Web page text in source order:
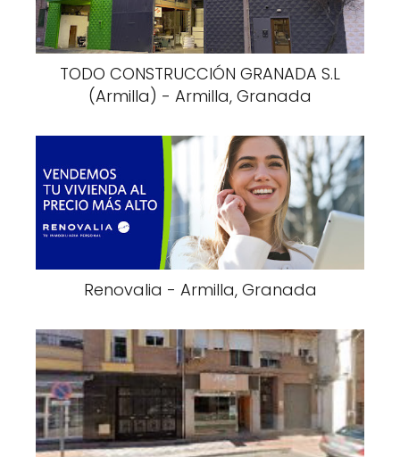
TODO CONSTRUCCIÓN GRANADA S.L
(Armilla) - Armilla, Granada
Renovalia - Armilla, Granada